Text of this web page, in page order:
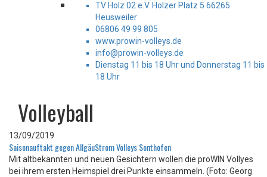
TV Holz 02 e.V. Holzer Platz 5 66265
Heusweiler
06806 49 99 805
www.prowin-volleys.de
info@prowin-volleys.de
Dienstag 11 bis 18 Uhr und Donnerstag 11 bis
18 Uhr
Volleyball
13/09/2019
Saisonauftakt gegen AllgäuStrom Volleys Sonthofen
Mit altbekannten und neuen Gesichtern wollen die proWIN Vollyes
bei ihrem ersten Heimspiel drei Punkte einsammeln. (Foto: Georg